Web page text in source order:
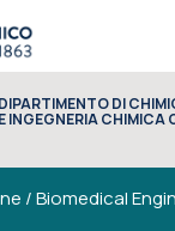
DIPARTIMENTO DI
E INGEGNERIA CHIMICA
/Biomedical